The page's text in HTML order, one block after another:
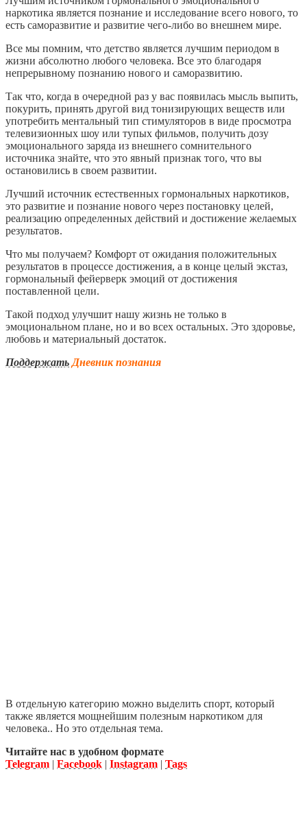
наркотика является познание и исследование всего нового, то
есть саморазвитие и развитие чего-либо во внешнем мире.
Все мы помним, что детство является лучшим периодом в
жизни абсолютно любого человека. Все это благодаря
непрерывному познанию нового и саморазвитию.
Так что, когда в очередной раз у вас появилась мысль выпить,
покурить, принять другой вид тонизирующих веществ или
употребить ментальный тип стимуляторов в виде просмотра
телевизионных шоу или тупых фильмов, получить дозу
эмоционального заряда из внешнего сомнительного
источника знайте, что это явный признак того, что вы
остановились в своем развитии.
Лучший источник естественных гормональных наркотиков,
это развитие и познание нового через постановку целей,
реализацию определенных действий и достижение желаемых
результатов.
Что мы получаем? Комфорт от ожидания положительных
результатов в процессе достижения, а в конце целый экстаз,
гормональный фейерверк эмоций от достижения
поставленной цели.
Такой подход улучшит нашу жизнь не только в
эмоциональном плане, но и во всех остальных. Это здоровье,
любовь и материальный достаток.
Поддержать Дневник познания
В отдельную категорию можно выделить спорт, который
также является мощнейшим полезным наркотиком для
человека.. Но это отдельная тема.
Читайте нас в удобном формате
Telegram | Facebook | Instagram | Tags